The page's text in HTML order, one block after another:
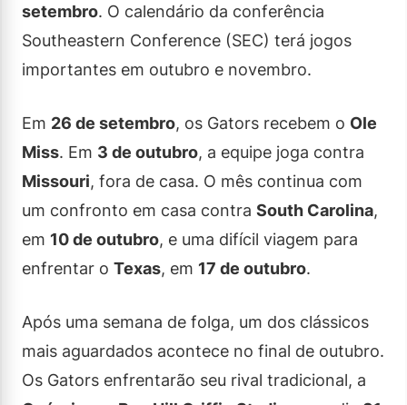
setembro. O calendário da conferência
Southeastern Conference (SEC) terá jogos
importantes em outubro e novembro.
Em 26 de setembro, os Gators recebem o Ole
Miss. Em 3 de outubro, a equipe joga contra
Missouri, fora de casa. O mês continua com
um confronto em casa contra South Carolina,
em 10 de outubro, e uma difícil viagem para
enfrentar o Texas, em 17 de outubro.
Após uma semana de folga, um dos clássicos
mais aguardados acontece no final de outubro.
Os Gators enfrentarão seu rival tradicional, a